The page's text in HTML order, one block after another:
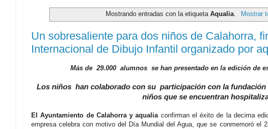
Mostrando entradas con la etiquetaAqualia Mostrar
Un sobresaliente para dos niños de Calahorra,
Internacional de Dibujo Infantil organizado por
Más de 29.000 alumnos se han presentado en la edición de
Los niños han colaborado con su participación con la fundación
niños que se encuentran
El Ayuntamiento de Calahorra y aqualiaconfirman el éxito de la decima
empresa celebra con motivo del Día Mundial del Agua, que se conmemoró el